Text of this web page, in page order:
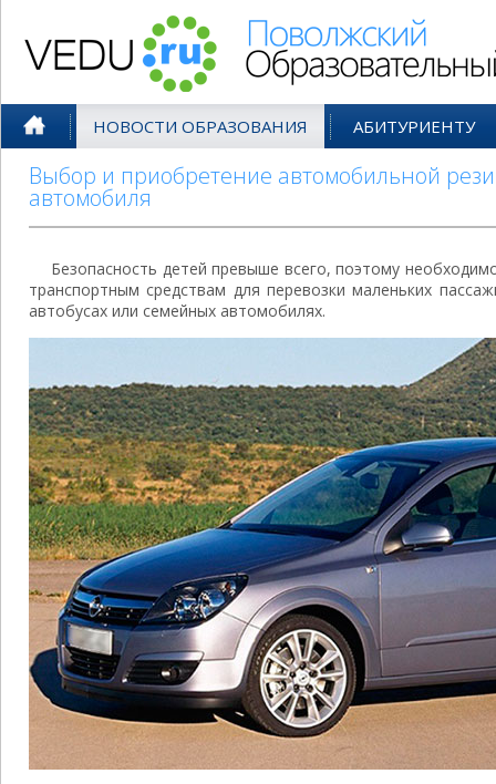
НОВОСТИ ОБРАЗОВАНИЯ АБИТУРИЕНТУ
Выбор и приобретение автомобильной
автомобиля
Безопасность детей превыше всего, поэтому
транспортным средствам для перевозки маленьких
автобусах или семейных автомобилях.